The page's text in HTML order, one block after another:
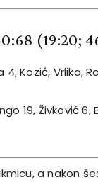
(19:20;
Kozić, Vrlika,
19, Živković 6,
a nakon